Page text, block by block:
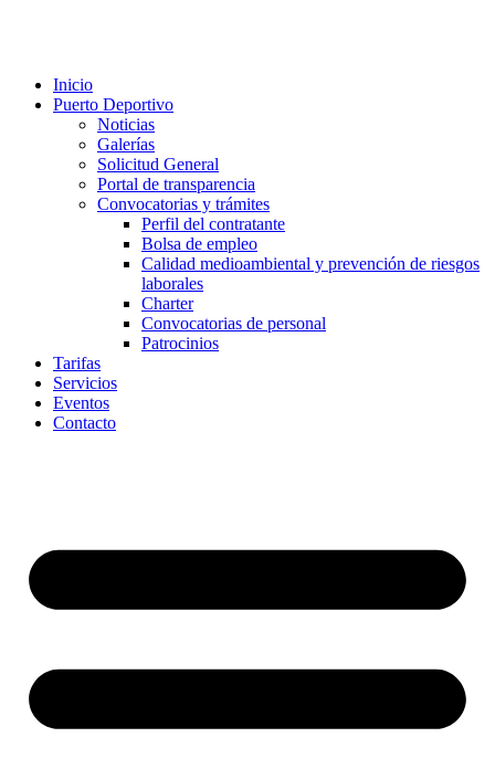
Inicio
Puerto Deportivo
Noticias
Galerías
Solicitud General
Portal de transparencia
Convocatorias y trámites
Perfil del contratante
Bolsa de empleo
Calidad medioambiental y prevención de riesgos
laborales
Charter
Convocatorias de personal
Patrocinios
Tarifas
Servicios
Eventos
Contacto